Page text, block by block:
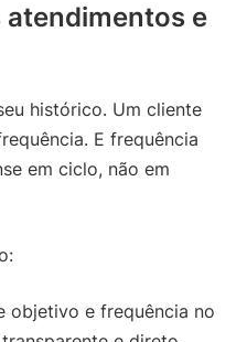
e
histórico. Um cliente
E frequência
em ciclo, não em
objetivo e frequência no